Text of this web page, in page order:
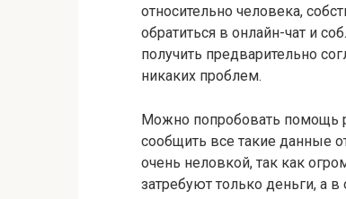
относительно человека,
обратиться в онлайн-чат и
получить предварительно
никаких проблем.
Можно попробовать помощь
сообщить все такие данные
очень неловкой, так как
затребуют только деньги, а в